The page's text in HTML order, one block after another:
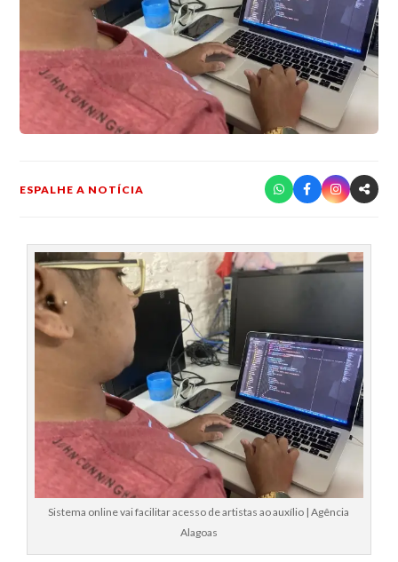
ESPALHE A NOTÍCIA
Sistema online vai facilitar acesso de artistas ao auxílio | Agência
Alagoas